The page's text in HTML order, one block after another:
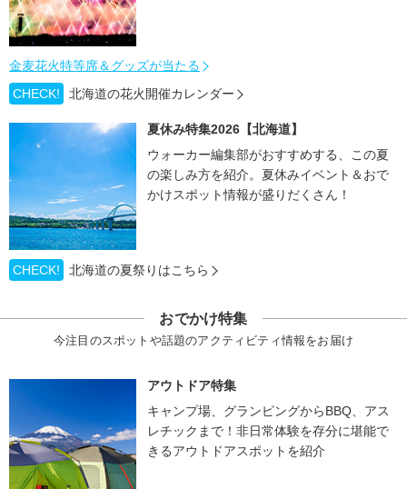
金麦花火特等席＆グッズが当たる
CHECK!
北海道の花火開催カレンダー
夏休み特集2026【北海道】
ウォーカー編集部がおすすめする、この夏
の楽しみ方を紹介。夏休みイベント＆おで
かけスポット情報が盛りだくさん！
CHECK! 北海道の夏祭りはこちら
おでかけ特集
今注目のスポットや話題のアクティビティ情報をお届け
アウトドア特集
キャンプ場、グランピングからBBQ、アス
レチックまで！非日常体験を存分に堪能で
きるアウトドアスポットを紹介